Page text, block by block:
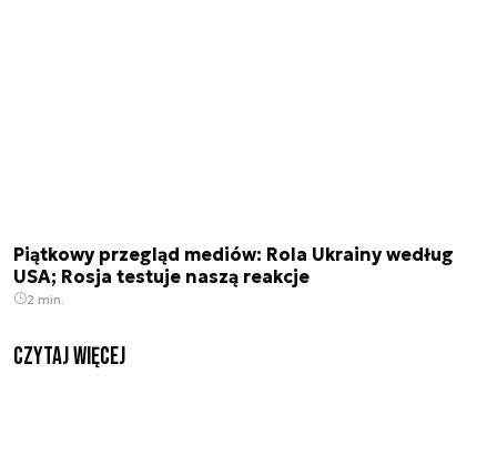
Piątkowy przegląd mediów: Rola Ukrainy według
USA; Rosja testuje naszą reakcje
2 min.
czytaj więcej